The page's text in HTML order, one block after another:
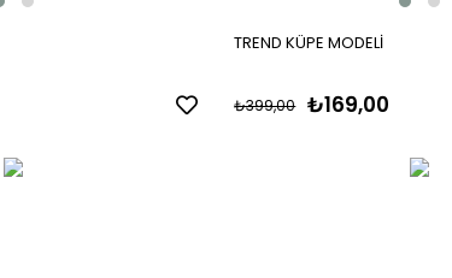
TREND KÜPE MODELİ
₺169,00
₺399,00